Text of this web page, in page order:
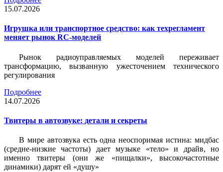
15.07.2026
Игрушка или транспортное средство: как техрегламент
меняет рынок RC-моделей
Рынок радиоуправляемых моделей переживает
трансформацию, вызванную ужесточением технического
регулирования
Подробнее
14.07.2026
Твитеры в автозвуке: детали и секреты
В мире автозвука есть одна неоспоримая истина: мидбас
(средне-низкие частоты) дает музыке «тело» и драйв, но
именно твитеры (они же «пищалки», высокочастотные
динамики) дарят ей «душу»